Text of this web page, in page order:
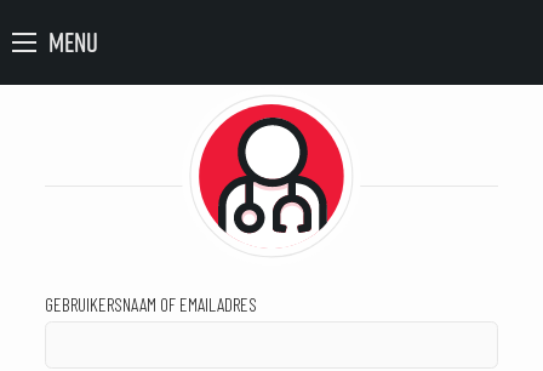
MENU
GEBRUIKERSNAAM OF EMAILADRES